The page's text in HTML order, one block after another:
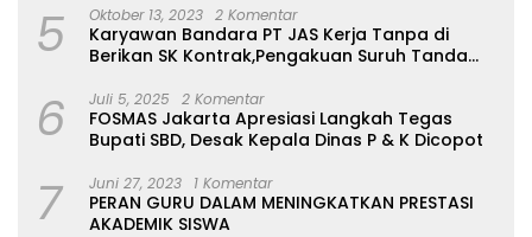
5 Oktober 13, 2023 2 Komentar
Karyawan Bandara PT JAS Kerja Tanpa di
Berikan SK Kontrak,Pengakuan Suruh Tanda
6 Juli 5, 2025 2 Komentar
FOSMAS Jakarta Apresiasi Langkah Tegas
Bupati SBD, Desak Kepala Dinas P & K Dicopot
7 Juni 27, 2023 1 Komentar
PERAN GURU DALAM MENINGKATKAN PRESTASI
AKADEMIK SISWA